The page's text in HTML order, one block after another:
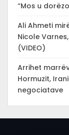
“Mos u
Ali Ahmeti
Nicole
(VIDEO)
Arrihet
Hormuzit,
negociatave